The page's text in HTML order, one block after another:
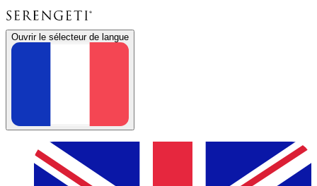
Ouvrir le sélecteur de langue